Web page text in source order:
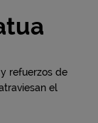
refuerzos de
el